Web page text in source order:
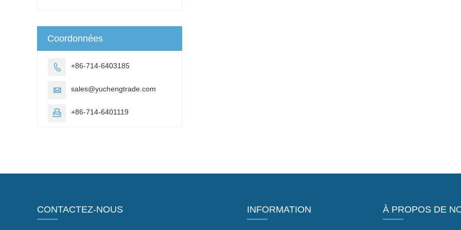
Coordonnées
 +86-714-6403185
 sales@yuchengtrade.com
 +86-714-6401119
CONTACTEZ-NOUS INFORMATION À PROPOS DE